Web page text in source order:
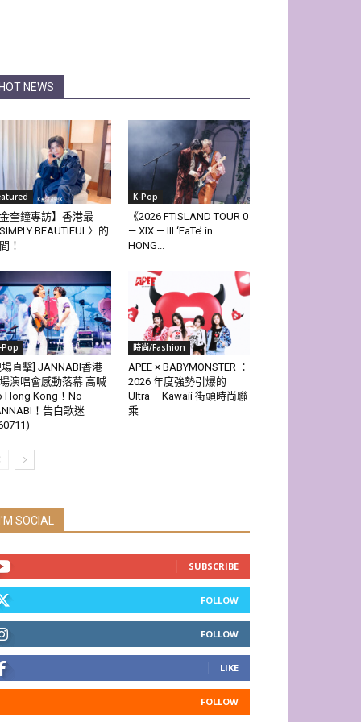
HOT NEWS
金奎鐘專訪】香港最
SIMPLY BEAUTIFUL〉的
！
K-Pop
《2026 FTISLAND TOUR 0
— XIX — III ‘FaTe’ in
HONG...
Pop
場直擊] JANNABI香港
演唱會感動落幕 高喊
Hong Kong！No
！告白歌迷
時尚/Fashion
APEE × BABYMONSTER ：
2026 年度強勢引爆的
Ultra – Kawaii 街頭時尚聯
乘
I'M SOCIAL
SUBSCRIBE
FOLLOW
FOLLOW
LIKE
FOLLOW